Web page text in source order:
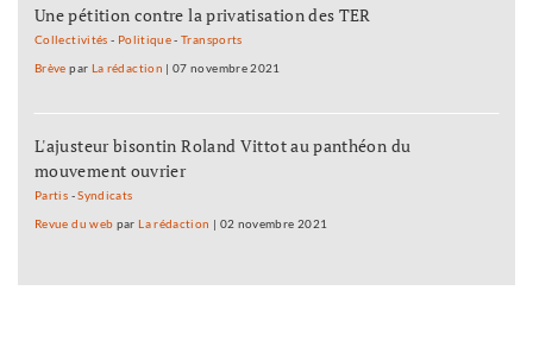
Une pétition contre la privatisation des TER
Collectivités - Politique-Transports
Brève par La rédaction |07 novembre 2021
L'ajusteur bisontin Roland Vittot au panthéon du
mouvement ouvrier
Partis -Syndicats
Revue du web parLa rédaction | 02 novembre 2021